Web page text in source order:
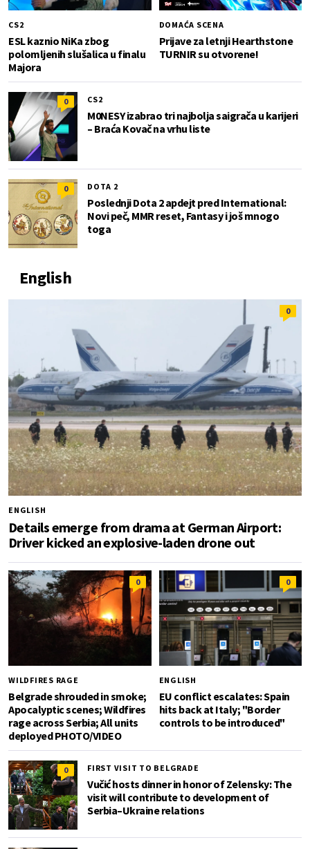
CS2
ESL kaznio NiKa zbog
polomljenih slušalica u finalu
Majora
DOMAĆA SCENA
Prijave za letnji Hearthstone
TURNIR su otvorene!
0 CS2
M0NESY izabrao tri najbolja saigrača u karijeri
– Braća Kovač na vrhu liste
0 DOTA 2
Poslednji Dota 2 apdejt pred International:
Novi peč, MMR reset, Fantasy i još mnogo
toga
English
0
ENGLISH
Details emerge from drama at German Airport:
Driver kicked an explosive-laden drone out
0
WILDFIRES RAGE
Belgrade shrouded in smoke;
Apocalyptic scenes; Wildfires
rage across Serbia; All units
deployed PHOTO/VIDEO
0
ENGLISH
EU conflict escalates: Spain
hits back at Italy; "Border
controls to be introduced"
0 FIRST VISIT TO BELGRADE
Vučić hosts dinner in honor of Zelensky: The
visit will contribute to development of
Serbia–Ukraine relations